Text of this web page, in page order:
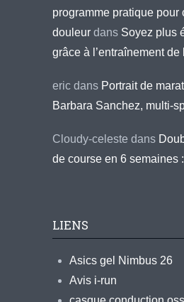
programme pratique pour
douleur dans Soyez plus
grâce à l’entraînement de
eric dans Portrait de
Barbara Sanchez, multi-
Cloudy-celeste dans
de course en 6 semaines
LIENS
Asics gel Nimbus 26
Avis i-run